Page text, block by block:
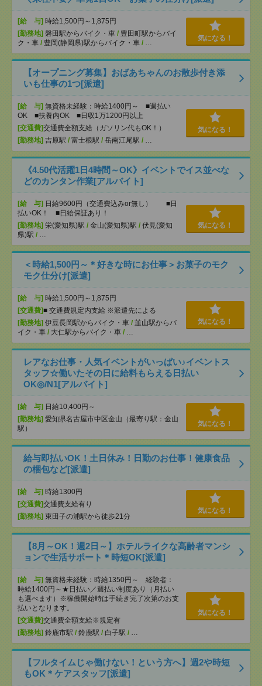
[給 与] 時給1,500円～1,875円
[勤務地] 磐田駅からバイク・車 / 豊田町駅からバイ
ク・車 / 豊岡(静岡県)駅からバイク・車 / …
気になる！
【オープニング募集】おばあちゃんのお散歩付き添
いも仕事の1つ[派遣]
[給 与] 無資格未経験：時給1400円～ ■週払い
OK ■扶養内OK ■日収1万1200円以上
[交通費]交通費全額支給（ガソリン代もOK！）
[勤務地] 吉原駅 / 富士根駅 / 岳南江尾駅 / …
気になる！
《4.50代活躍1日4時間～OK》イベントでイス並べな
どのカンタン作業[アルバイト]
[給 与] 日給9600円（交通費込みor無し） ■日
払いOK！ ■日給保証あり！
[勤務地] 栄(愛知県)駅 / 金山(愛知県)駅 / 伏見(愛知
県)駅 / …
気になる！
＜時給1,500円～＊好きな時にお仕事＞お菓子のモク
モク仕分け[派遣]
[給 与] 時給1,500円～1,875円
[交通費]■ 交通費規定内支給 ※派遣先による
[勤務地] 伊豆長岡駅からバイク・車 / 韮山駅からバ
イク・車 / 大仁駅からバイク・車 / …
気になる！
レアなお仕事・人気イベントがいっぱい♪イベントス
タッフ☆働いたその日に給料もらえる日払い
OK◎/N1[アルバイト]
[給 与] 日給10,400円～
[勤務地] 愛知県名古屋市中区金山（最寄り駅：金山
駅）
気になる！
給与即払いOK！土日休み！日勤のお仕事！健康食品
の梱包など[派遣]
[給 与] 時給1300円
[交通費]交通費支給有り
[勤務地] 東田子の浦駅から徒歩21分
気になる！
【8月～OK！週2日～】ホテルライクな高齢者マンシ
ョンで生活サポート＊時短OK[派遣]
[給 与] 無資格未経験：時給1350円～ 経験者：
時給1400円～★日払い／週払い制度あり（月払い
も選べます）※稼働開始時は手続き完了次第のお支
払いとなります。
[交通費]交通費全額支給※規定有
[勤務地] 鈴鹿市駅 / 鈴鹿駅 / 白子駅 / …
気になる！
【フルタイムじゃ働けない！という方へ】週2や時短
もOK＊ケアスタッフ[派遣]